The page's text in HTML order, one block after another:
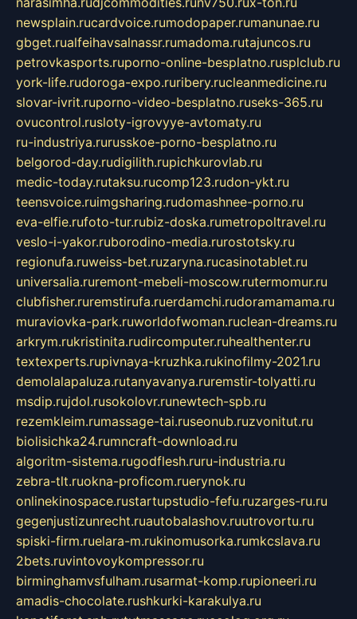
newsplain.rucardvoice.rumodopaper.rumanunae.ru
gbget.rualfeihavsalnassr.rumadoma.rutajuncos.ru
petrovkasports.ruporno-online-besplatno.rusplclub.ru
york-life.rudoroga-expo.ruribery.rucleanmedicine.ru
slovar-ivrit.ruporno-video-besplatno.ruseks-365.ru
ovucontrol.rusloty-igrovyye-avtomaty.ru
ru-industriya.rurusskoe-porno-besplatno.ru
belgorod-day.rudigilith.rupichkurovlab.ru
medic-today.rutaksu.rucomp123.rudon-ykt.ru
teensvoice.ruimgsharing.rudomashnee-porno.ru
eva-elfie.rufoto-tur.rubiz-doska.rumetropoltravel.ru
veslo-i-yakor.ruborodino-media.rurostotsky.ru
regionufa.ruweiss-bet.ruzaryna.rucasinotablet.ru
universalia.ruremont-mebeli-moscow.rutermomur.ru
clubfisher.ruremstirufa.ruerdamchi.rudoramamama.ru
muraviovka-park.ruworldofwoman.ruclean-dreams.ru
arkrym.rukristinita.rudircomputer.ruhealthenter.ru
textexperts.rupivnaya-kruzhka.rukinofilmy-2021.ru
demolalapaluza.rutanyavanya.ruremstir-tolyatti.ru
msdip.rujdol.rusokolovr.runewtech-spb.ru
rezemkleim.rumassage-tai.ruseonub.ruzvonitut.ru
biolisichka24.rumncraft-download.ru
algoritm-sistema.rugodflesh.ruru-industria.ru
zebra-tlt.ruokna-proficom.ruerynok.ru
onlinekinospace.rustartupstudio-fefu.ruzarges-ru.ru
gegenjustizunrecht.ruautobalashov.ruutrovortu.ru
spiski-firm.ruelara-m.rukinomusorka.rumkcslava.ru
2bets.ruvintovoykompressor.ru
birminghamvsfulham.rusarmat-komp.rupioneeri.ru
amadis-chocolate.rushkurki-karakulya.ru